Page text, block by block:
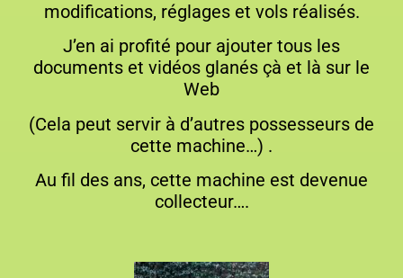
modifications, réglages et vols réalisés.
J’en ai profité pour ajouter tous les
documents et vidéos glanés çà et là sur le
Web
(Cela peut servir à d’autres possesseurs de
cette machine…) .
Au fil des ans, cette machine est devenue
collecteur….